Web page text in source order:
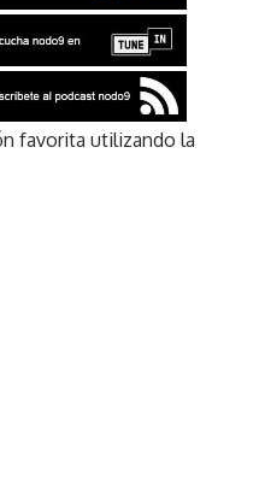
favorita utilizando la